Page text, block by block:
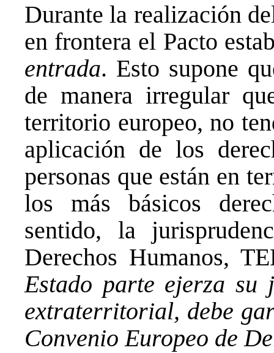
Durante la realización
en frontera el Pacto
entrada. Esto supone
de manera irregular
territorio europeo, no
aplicación de los
personas que están en
los más básicos
sentido, la
Derechos Humanos,
Estado parte ejerza su
extraterritorial, debe
Convenio Europeo de